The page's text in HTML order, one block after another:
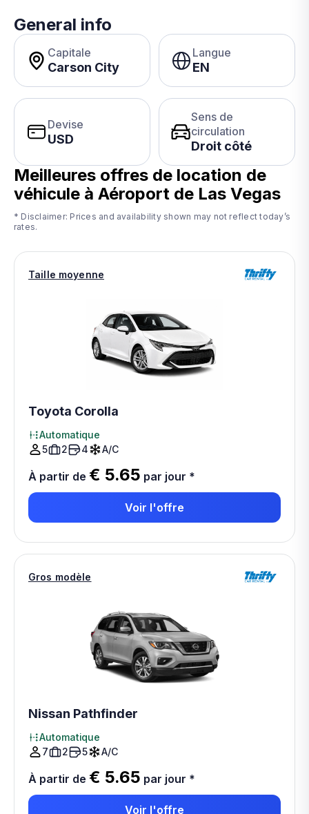
General info
Capitale
Carson City
Langue
EN
Devise
USD
Sens de
circulation
Droit côté
Meilleures offres de location de
véhicule à Aéroport de Las Vegas
* Disclaimer: Prices and availability shown may not reflect today’s
rates.
Taille moyenne
Toyota Corolla
Automatique
5
2 4 A/C
À partir de € 5.65 par jour *
Voir l'offre
Gros modèle
Nissan Pathfinder
Automatique
7
2 5 A/C
À partir de € 5.65 par jour *
Voir l'offre